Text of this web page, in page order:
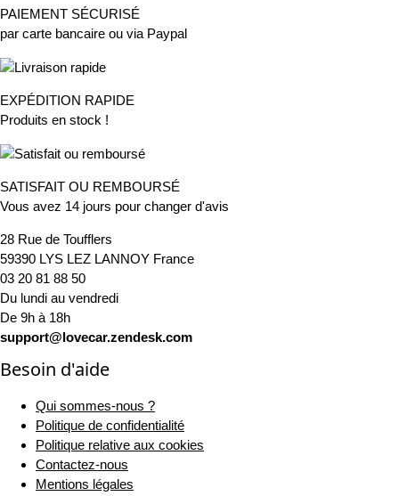
PAIEMENT SÉCURISÉ
par carte bancaire ou via Paypal
EXPÉDITION RAPIDE
Produits en stock !
SATISFAIT OU REMBOURSÉ
Vous avez 14 jours pour changer d'avis
28 Rue de Toufflers
59390 LYS LEZ LANNOY France
03 20 81 88 50
Du lundi au vendredi
De 9h à 18h
support@lovecar.zendesk.com
Besoin d'aide
Qui sommes-nous ?
Politique de confidentialité
Politique relative aux cookies
Contactez-nous
Mentions légales